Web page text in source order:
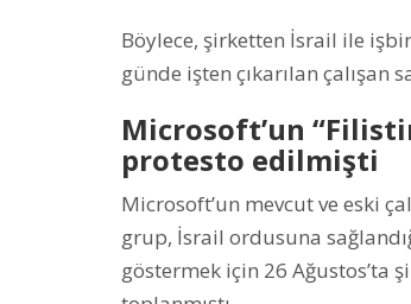
Böylece, şirketten İsrail ile
günde işten çıkarılan çalışan
Microsoft’un
protesto edilmişti
Microsoft’un mevcut ve eski
grup, İsrail ordusuna
göstermek için 26 Ağustos’ta